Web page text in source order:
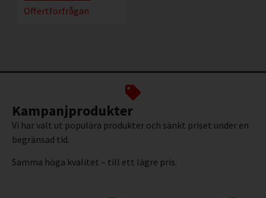
Offertförfrågan
Kampanjprodukter
Vi har valt ut populära produkter och sänkt priset under en
begränsad tid.
Samma höga kvalitet – till ett lägre pris.